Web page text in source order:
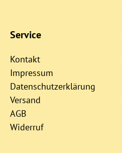
Service
Kontakt
Impressum
Datenschutzerklärung
Versand
AGB
Widerruf